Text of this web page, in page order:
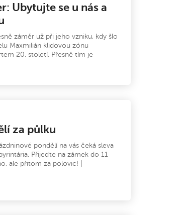
Ubytujte se u nás a
záměr už při jeho vzniku, kdy šlo
Maxmilián klidovou zónu
20. století. Přesně tím je
za půlku
pondělí na vás čeká sleva
Přijeďte na zámek do 11
ale přitom za polovic! |